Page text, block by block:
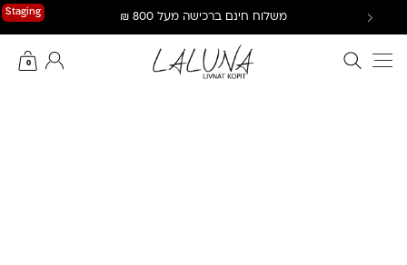
Staging משלוח חינם ברכישה מעל 800 ₪
חיפוש באתר
0
החשבון שלי